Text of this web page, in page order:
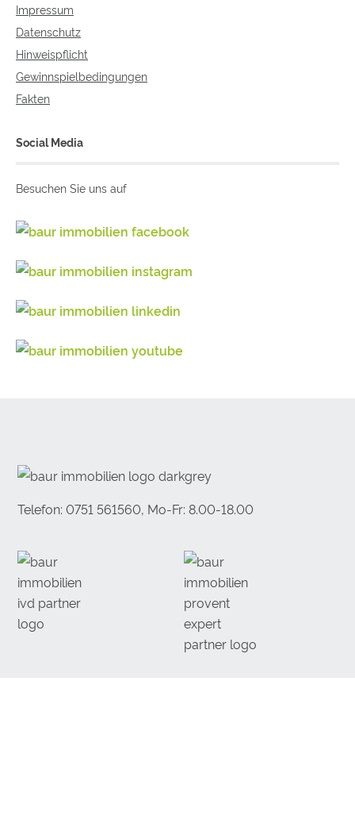
Impressum
Datenschutz
Hinweispflicht
Gewinnspielbedingungen
Fakten
Social Media
Besuchen Sie uns auf
Telefon: 0751 561560, Mo-Fr: 8.00-18.00